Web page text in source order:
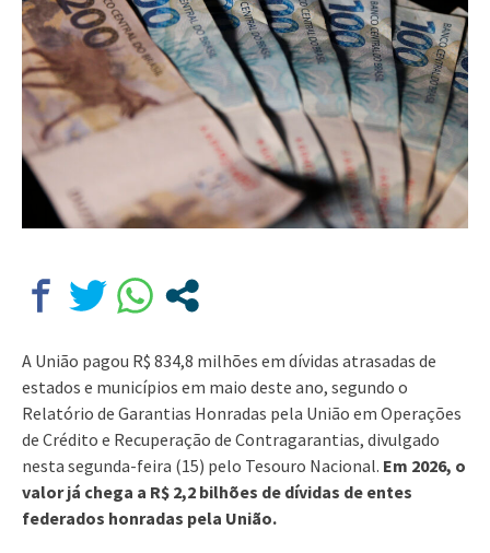
A União pagou R$ 834,8 milhões em dívidas atrasadas de
estados e municípios em maio deste ano, segundo o
Relatório de Garantias Honradas pela União em Operações
de Crédito e Recuperação de Contragarantias, divulgado
nesta segunda-feira (15) pelo Tesouro Nacional. Em 2026, o
valor já chega a R$ 2,2 bilhões de dívidas de entes
federados honradas pela União.